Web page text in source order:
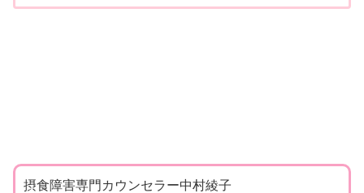
摂食障害専門カウンセラー中村綾子